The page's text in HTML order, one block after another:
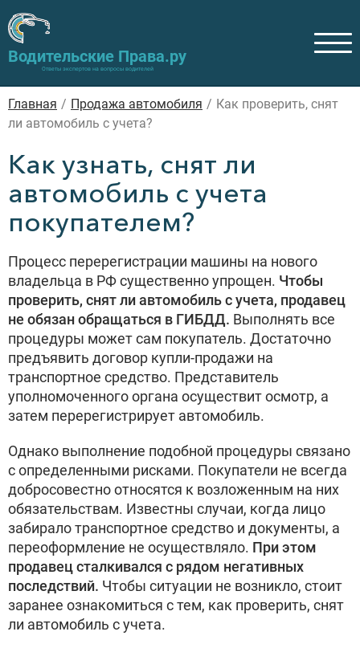
Водительские Права.ру
Ответы экспертов на вопросы водителей
Главная / Продажа автомобиля / Как проверить, снят
ли автомобиль с учета?
Как узнать, снят ли
автомобиль с учета
покупателем?
Процесс перерегистрации машины на нового
владельца в РФ существенно упрощен. Чтобы
проверить, снят ли автомобиль с учета, продавец
не обязан обращаться в ГИБДД. Выполнять все
процедуры может сам покупатель. Достаточно
предъявить договор купли-продажи на
транспортное средство. Представитель
уполномоченного органа осуществит осмотр, а
затем перерегистрирует автомобиль.
Однако выполнение подобной процедуры связано
с определенными рисками. Покупатели не всегда
добросовестно относятся к возложенным на них
обязательствам. Известны случаи, когда лицо
забирало транспортное средство и документы, а
переоформление не осуществляло. При этом
продавец сталкивался с рядом негативных
последствий. Чтобы ситуации не возникло, стоит
заранее ознакомиться с тем, как проверить, снят
ли автомобиль с учета.